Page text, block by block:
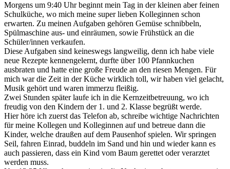
Morgens um 9:40 Uhr beginnt mein Tag in der kleinen aber feinen
Schulküche, wo mich meine super lieben Kolleginnen schon
erwarten. Zu meinen Aufgaben gehören Gemüse schnibbeln,
Spülmaschine aus- und einräumen, sowie Frühstück an die
Schüler/innen verkaufen.
Diese Aufgaben sind keineswegs langweilig, denn ich habe viele
neue Rezepte kennengelernt, durfte über 100 Pfannkuchen
ausbraten und hatte eine große Freude an den riesen Mengen. Für
mich war die Zeit in der Küche wirklich toll, wir haben viel gelacht,
Musik gehört und waren immerzu fleißig.
Zwei Stunden später laufe ich in die Kernzeitbetreuung, wo ich
freudig von den Kindern der 1. und 2. Klasse begrüßt werde.
Hier höre ich zuerst das Telefon ab, schreibe wichtige Nachrichten
für meine Kollegen und Kolleginnen auf und betreue dann die
Kinder, welche draußen auf dem Pausenhof spielen. Wir springen
Seil, fahren Einrad, buddeln im Sand und hin und wieder kann es
auch passieren, dass ein Kind vom Baum gerettet oder verarztet
werden muss.